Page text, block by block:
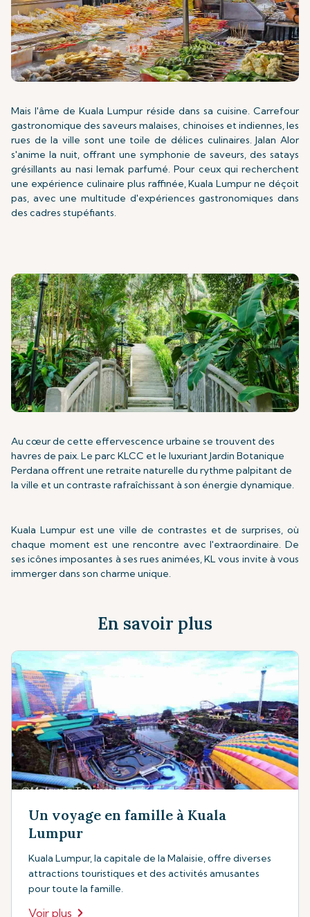
Mais l'âme de Kuala Lumpur réside dans sa cuisine. Carrefour
gastronomique des saveurs malaises, chinoises et indiennes, les
rues de la ville sont une toile de délices culinaires. Jalan Alor
s'anime la nuit, offrant une symphonie de saveurs, des satays
grésillants au nasi lemak parfumé. Pour ceux qui recherchent
une expérience culinaire plus raffinée, Kuala Lumpur ne déçoit
pas, avec une multitude d'expériences gastronomiques dans
des cadres stupéfiants.
Au cœur de cette effervescence urbaine se trouvent des
havres de paix. Le parc KLCC et le luxuriant Jardin Botanique
Perdana offrent une retraite naturelle du rythme palpitant de
la ville et un contraste rafraîchissant à son énergie dynamique.
Kuala Lumpur est une ville de contrastes et de surprises, où
chaque moment est une rencontre avec l'extraordinaire. De
ses icônes imposantes à ses rues animées, KL vous invite à vous
immerger dans son charme unique.
En savoir plus
Un voyage en famille à Kuala
Lumpur
Kuala Lumpur, la capitale de la Malaisie, offre diverses
attractions touristiques et des activités amusantes
pour toute la famille.
Voir plus